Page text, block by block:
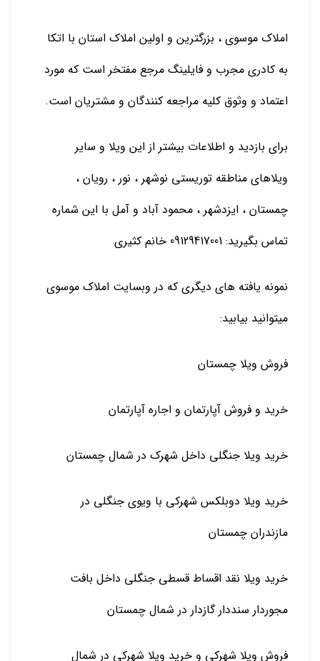
املاک موسوی ، بزرگترین و اولین املاک استان با اتکا
به کادری مجرب و فایلینگ مرجع مفتخر است که مورد
اعتماد و وثوق کلیه مراجعه کنندگان و مشتریان است.
برای بازدید و اطلاعات بیشتر از این ویلا و سایر
ویلاهای مناطقه توریستی نوشهر ، نور ، رویان ،
چمستان ، ایزدشهر ، محمود آباد و آمل با این شماره
تماس بگیرید: 09129417001 خانم کثیری
نمونه یافته های دیگری که در وبسایت املاک موسوی
میتوانید بیابید:
فروش ویلا چمستان
خرید و فروش آپارتمان و اجاره آپارتمان
خرید ویلا جنگلی داخل شهرک در شمال چمستان
خرید ویلا دوبلکس شهرکی با ویوی جنگلی در
مازندران چمستان
خرید ویلا نقد اقساط قسطی جنگلی داخل بافت
مجوردار سنددار گازدار در شمال چمستان
فروش ویلا شهرکی و خرید ویلا شهرکی در شمال